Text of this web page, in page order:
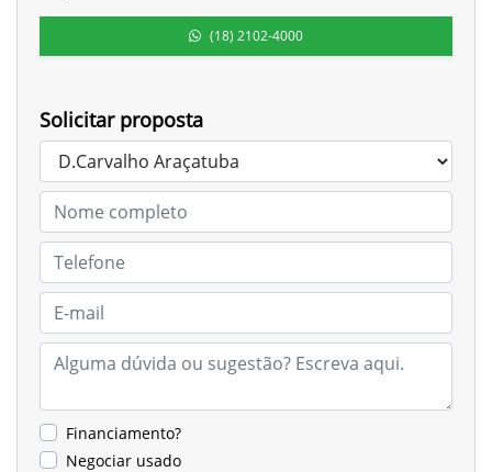
(18) 2102-4000
Solicitar proposta
Financiamento?
Negociar usado